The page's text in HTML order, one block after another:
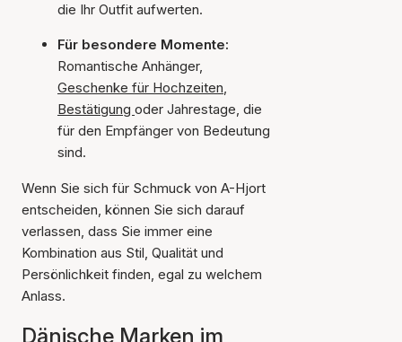
die Ihr Outfit aufwerten.
Für besondere Momente:
Romantische Anhänger,
Geschenke für Hochzeiten,
Bestätigung oder Jahrestage, die
für den Empfänger von Bedeutung
sind.
Wenn Sie sich für Schmuck von A-Hjort
entscheiden, können Sie sich darauf
verlassen, dass Sie immer eine
Kombination aus Stil, Qualität und
Persönlichkeit finden, egal zu welchem
Anlass.
Dänische Marken im